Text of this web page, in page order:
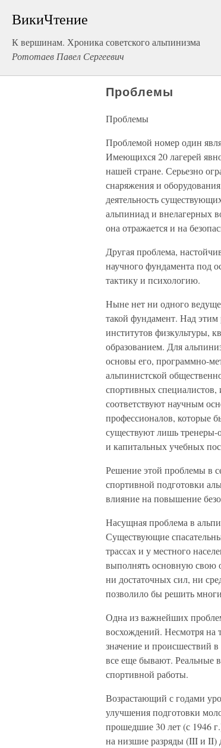
ВикиЧтение
К вершинам. Хроника советского альпинизма
Рототаев Павел Сергеевич
Проблемы
Проблемы
Проблемой номер один
Имеющихся 20 лагерей
нашей стране. Серьезно
снаряжения и
деятельность
альпиниад и внелагерных
она отражается и на
Другая проблема,
научного фундамента под
тактику и психологию.
Ныне нет ни одного
такой фундамент. Над этим
институтов физкультуры,
образованием. Для
основы его, программно-
альпинистской
спортивных
соответствуют научным
профессионалов, которые
существуют лишь
и капитальных учебных
Решение этой проблемы в
спортивной подготовки
влияние на повышение
Насущная проблема в
Существующие
трассах и у местного
выполнять основную свою
ни достаточных сил, ни
позволило бы решить
Одна из важнейших
восхождений. Несмотря на
значение и происшествий
все еще бывают. Реальные
спортивной работы.
Возрастающий с годами
улучшения подготовки
прошедшие 30 лет (с 1946
на низшие разряды (III и II)